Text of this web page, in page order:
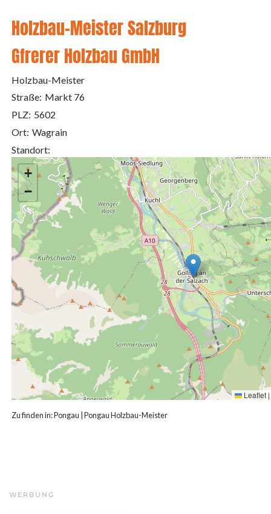
Holzbau-Meister Salzburg
Gfrerer Holzbau GmbH
Holzbau-Meister
Straße: Markt 76
PLZ: 5602
Ort: Wagrain
Standort:
+
−
Leaflet|
Zu finden in:Pongau Pongau Holzbau-Meister
WERBUNG